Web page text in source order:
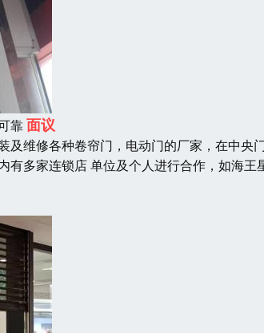
靠面议
维修各种卷帘门，电动门的厂家，在中央
有多家连锁店 单位及个人进行合作，如海